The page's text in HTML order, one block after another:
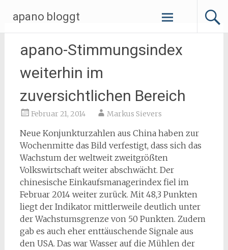
Inhalt
springen
apano bloggt
apano-Stimmungsindex
weiterhin im
zuversichtlichen Bereich
Februar 21, 2014 Markus Sievers
Neue Konjunkturzahlen aus China haben zur
Wochenmitte das Bild verfestigt, dass sich das
Wachstum der weltweit zweitgrößten
Volkswirtschaft weiter abschwächt. Der
chinesische Einkaufsmanagerindex fiel im
Februar 2014 weiter zurück. Mit 48,3 Punkten
liegt der Indikator mittlerweile deutlich unter
der Wachstumsgrenze von 50 Punkten. Zudem
gab es auch eher enttäuschende Signale aus
den USA. Das war Wasser auf die Mühlen der